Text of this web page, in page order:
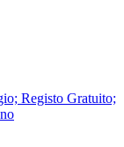
Registo Gratuito;